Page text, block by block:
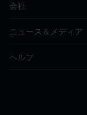
会社
ニュース＆メディア
ヘルプ